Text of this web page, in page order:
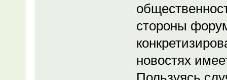
стороны
новостях